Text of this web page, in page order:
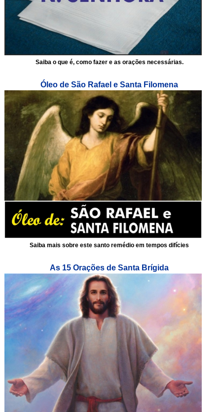
Saiba o que é, como fazer e as orações necessárias.
Óleo de São Rafael e Santa Filomena
Saiba mais sobre este santo remédio em tempos difícies
As 15 Orações de Santa Brígida